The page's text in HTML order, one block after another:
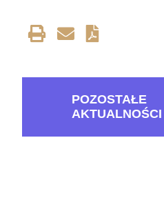
POZOSTAŁE
AKTUALNOŚCI